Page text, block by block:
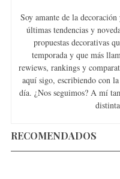
Soy amante de la
últimas tendencias y
propuestas decorativas
temporada y que más
rewiews, rankings y
aquí sigo, escribiendo con
día. ¿Nos seguimos? A mí
RECOMENDADOS